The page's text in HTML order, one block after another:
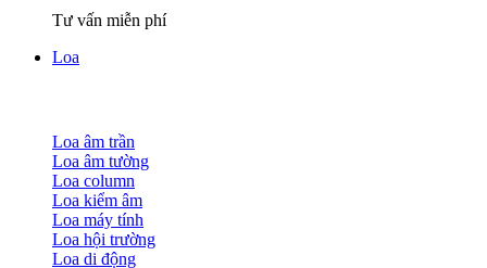
Tư vấn miễn phí
Loa
Loa âm trần
Loa âm tường
Loa column
Loa kiểm âm
Loa máy tính
Loa hội trường
Loa di động